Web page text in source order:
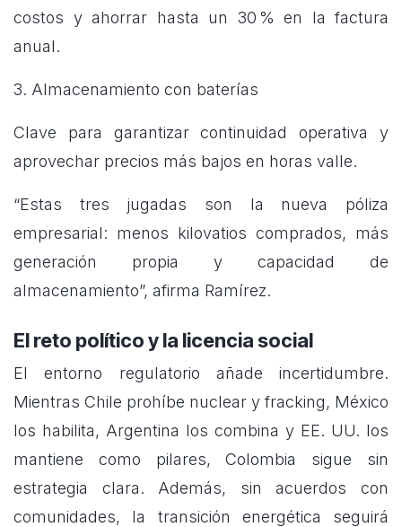
costos y ahorrar hasta un 30 % en la factura
anual.
3. Almacenamiento con baterías
Clave para garantizar continuidad operativa y
aprovechar precios más bajos en horas valle.
“Estas tres jugadas son la nueva póliza
empresarial: menos kilovatios comprados, más
generación propia y capacidad de
almacenamiento”, afirma Ramírez.
El reto político y la licencia social
El entorno regulatorio añade incertidumbre.
Mientras Chile prohíbe nuclear y fracking, México
los habilita, Argentina los combina y EE. UU. los
mantiene como pilares, Colombia sigue sin
estrategia clara. Además, sin acuerdos con
comunidades, la transición energética seguirá